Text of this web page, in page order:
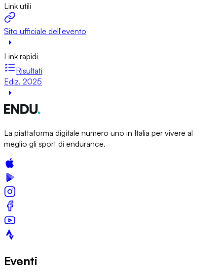
Link utili
Sito ufficiale dell'evento
Link rapidi
Risultati
Ediz. 2025
La piattaforma digitale numero uno in Italia per vivere al
meglio gli sport di endurance.
Eventi